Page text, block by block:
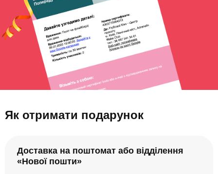
Як отримати подарунок
Доставка на поштомат або відділення
«Нової пошти»